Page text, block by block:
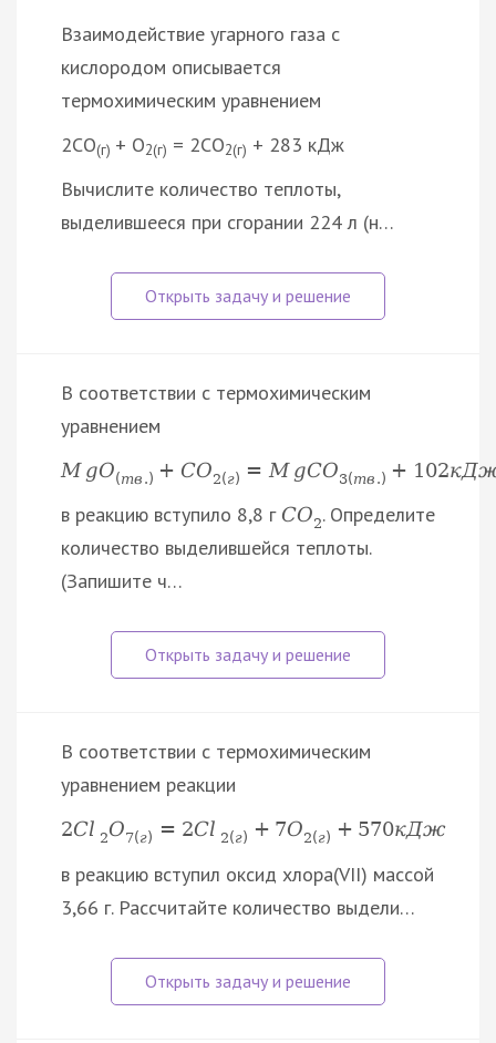
Взаимодействие угарного газа с
кислородом описывается
термохимическим уравнением
2CO(г) + O2(г) = 2CO2(г) + 283 кДж
Вычислите количество теплоты,
выделившееся при сгорании 224 л (н…
В соответствии с термохимическим
уравнением
M gO(тв .) + CO2(г) = M gCO3(тв .) + 102кД
в реакцию вступило 8,8 г CO2. Определите
количество выделившейся теплоты.
(Запишите ч…
В соответствии с термохимическим
уравнением реакции
2Cl 2O7(г) = 2Cl 2(г) + 7O2(г) + 570кДж
в реакцию вступил оксид хлора(VII) массой
3,66 г. Рассчитайте количество выдели…